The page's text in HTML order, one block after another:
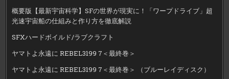
概要版【最新宇宙科学】SFの世界が現実に！「ワープドライブ」超
光速宇宙船の仕組みと作り方を徹底解説
SFXハードボイルド/ラブクラフト
ヤマトよ永遠に REBEL3199 7＜最終巻＞
ヤマトよ永遠に REBEL3199 7＜最終巻＞ （ブルーレイディスク）